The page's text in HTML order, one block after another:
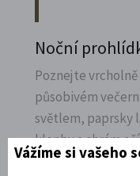
Noční
Poznejte
působivém
světlem, paprsky
klenby a chrám
umění.
Vážíme si vašeho